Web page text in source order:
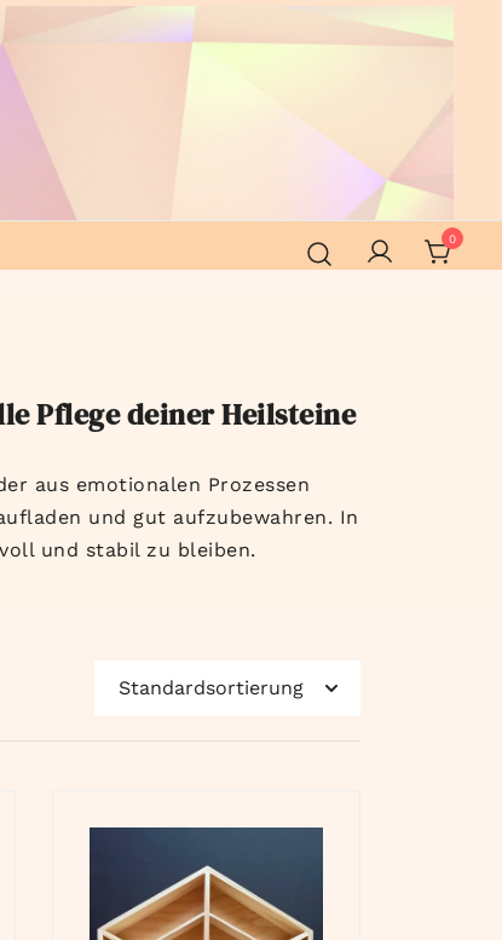
0
Pflege deiner Heilsteine
aus emotionalen Prozessen
und gut aufzubewahren. In
und stabil zu bleiben.